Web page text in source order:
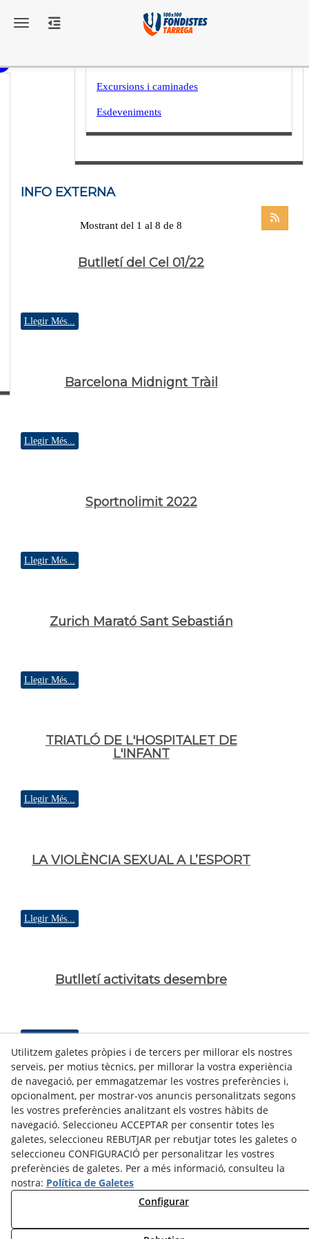
Toggle navigation
Excursions i caminades
Esdeveniments
INFO EXTERNA
Mostrant del 1 al 8 de 8
Butlletí del Cel 01/22
Llegir Més...
Barcelona Midnignt Tràil
Llegir Més...
Sportnolimit 2022
Llegir Més...
Zurich Marató Sant Sebastián
Llegir Més...
TRIATLÓ DE L'HOSPITALET DE
L'INFANT
Llegir Més...
LA VIOLÈNCIA SEXUAL A L’ESPORT
Llegir Més...
Butlletí activitats desembre
Nota premsa consells esportius de
catalunya
Llegir Més...
Mostrant del 1 al 8 de 8
Utilitzem galetes pròpies i de tercers per millorar els nostres
serveis, per motius tècnics, per millorar la vostra experiència
de navegació, per emmagatzemar les vostres preferències i,
opcionalment, per mostrar-vos anuncis personalitzats segons
les vostres preferències analitzant els vostres hàbits de
navegació. Seleccioneu ACCEPTAR per consentir totes les
galetes, seleccioneu REBUTJAR per rebutjar totes les galetes o
seleccioneu CONFIGURACIÓ per personalitzar les vostres
preferències de galetes. Per a més informació, consulteu la
nostra: Política de Galetes
Configurar